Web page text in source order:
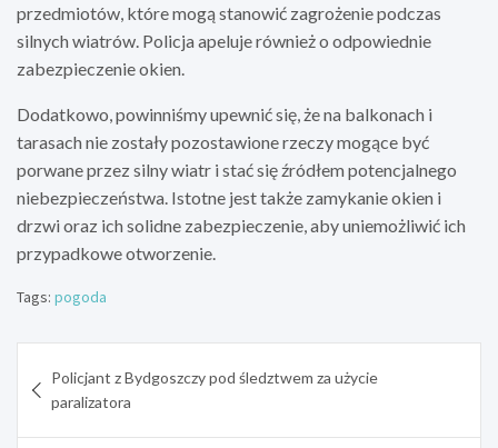
przedmiotów, które mogą stanowić zagrożenie podczas
silnych wiatrów. Policja apeluje również o odpowiednie
zabezpieczenie okien.
Dodatkowo, powinniśmy upewnić się, że na balkonach i
tarasach nie zostały pozostawione rzeczy mogące być
porwane przez silny wiatr i stać się źródłem potencjalnego
niebezpieczeństwa. Istotne jest także zamykanie okien i
drzwi oraz ich solidne zabezpieczenie, aby uniemożliwić ich
przypadkowe otworzenie.
Tags: pogoda
wpisu
Policjant z Bydgoszczy pod śledztwem za użycie
paralizatora